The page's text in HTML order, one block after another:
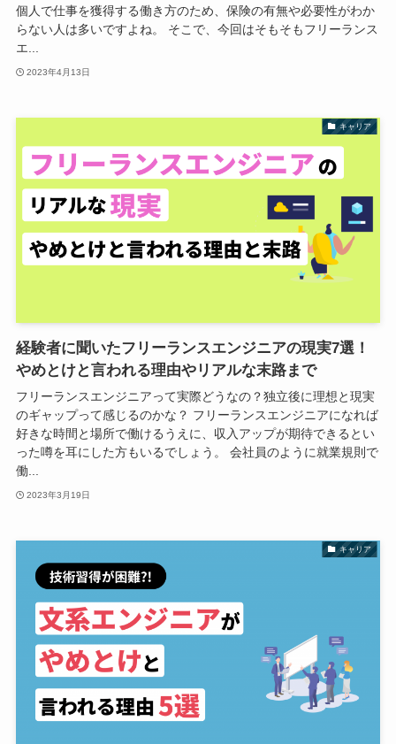
個人で仕事を獲得する働き方のため、保険の有無や必要性がわか
らない人は多いですよね。 そこで、今回はそもそもフリーランス
エ...
2023年4月13日
キャリア
経験者に聞いたフリーランスエンジニアの現実7選！
やめとけと言われる理由やリアルな末路まで
フリーランスエンジニアって実際どうなの？独立後に理想と現実
のギャップって感じるのかな？ フリーランスエンジニアになれば
好きな時間と場所で働けるうえに、収入アップが期待できるとい
った噂を耳にした方もいるでしょう。 会社員のように就業規則で
働...
2023年3月19日
キャリア